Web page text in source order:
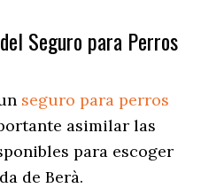
Seguro para Perros
seguro para perros
asimilar las
para escoger
de Berà.